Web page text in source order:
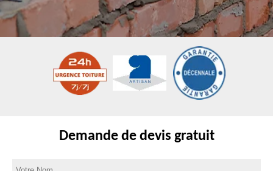
Demande de devis gratuit